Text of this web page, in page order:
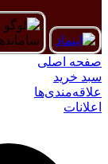
صفحه اصلی
سبد خرید
علاقه‌مندی‌ها
اعلانات